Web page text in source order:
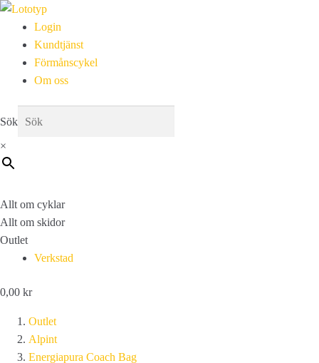
Login
Kundtjänst
Förmånscykel
Om oss
Sök
×
Allt om cyklar
Allt om skidor
Outlet
Verkstad
0,00 kr
Outlet
Alpint
Energiapura Coach Bag